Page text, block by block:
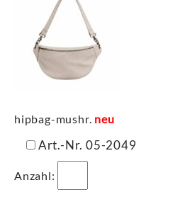
hipbag-mushr. neu
Art.-Nr. 05-2049
Anzahl: